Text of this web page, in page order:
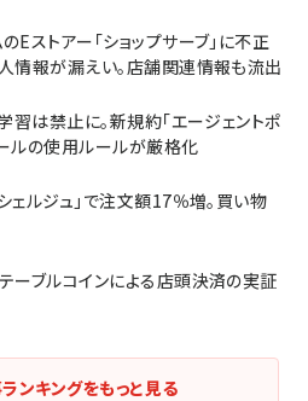
Eストアー「ショップサーブ」に不正
情報が漏えい。店舗関連情報も流出
は禁止に。新規約「エージェントポ
ルの使用ルールが厳格化
ェルジュ」で注文額17％増。買い物
ーブルコインによる店頭決済の実証
ンキングをもっと見る